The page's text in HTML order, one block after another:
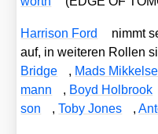
Har­ri­son Ford
nimmt
auf, in wei­te­ren Rol­len
Bridge
, Mads
mann
, Boyd Hol­brook
son
,Toby Jones ,